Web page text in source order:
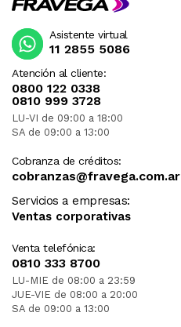
Atención al cliente:
0800 122 0338
0810 999 3728
LU-VI de 09:00 a 18:00
SA de 09:00 a 13:00
Cobranza de créditos:
cobranzas@fravega.com.ar
Servicios a empresas:
Ventas corporativas
Venta telefónica:
0810 333 8700
LU-MIE de 08:00 a 23:59
JUE-VIE de 08:00 a 20:00
SA de 09:00 a 13:00
Asistente virtual
11 2855 5086